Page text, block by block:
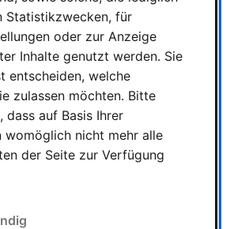
Rezension zu Heckmeck
am Bratwurmeck
Rezension zu Heckmeck
Szombach | Geschätze
Spielziel: Jeder Spieler
Rolle eines Huhns und
Statistikzwecken, für
oder zur Anzeige
Inhalte genutzt werden. Sie
entscheiden, welche
zulassen möchten. Bitte
dass auf Basis Ihrer
womöglich nicht mehr alle
der Seite zur Verfügung